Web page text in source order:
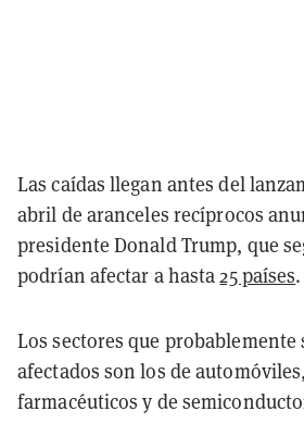
Las caídas llegan antes del
abril de aranceles recíprocos
presidente Donald Trump, que
podrían afectar a hasta25 países.
Los sectores que probablemente
afectados son los de
farmacéuticos y de